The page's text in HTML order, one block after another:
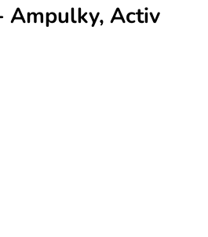
Ampulky, Activ